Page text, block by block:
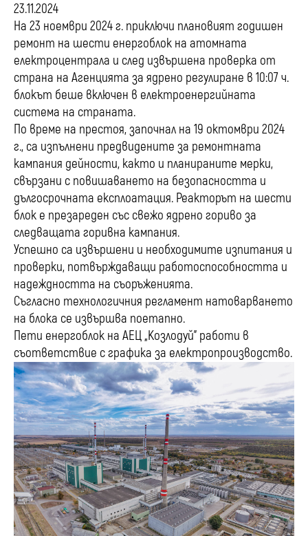
23.11.2024
На 23 ноември 2024 г. приключи плановият годишен
ремонт на шести енергоблок на атомната
електроцентрала и след извършена проверка от
страна на Агенцията за ядрено регулиране в 10:07 ч.
блокът беше включен в електроенергийната
система на страната.
По време на престоя, започнал на 19 октомври 2024
г., са изпълнени предвидените за ремонтната
кампания дейности, както и планираните мерки,
свързани с повишаването на безопасността и
дългосрочната експлоатация. Реакторът на шести
блок е презареден със свежо ядрено гориво за
следващата горивна кампания.
Успешно са извършени и необходимите изпитания и
проверки, потвърждаващи работоспособността и
надеждността на съоръженията.
Съгласно технологичния регламент натоварването
на блока се извършва поетапно.
Пети енергоблок на АЕЦ „Козлодуй” работи в
съответствие с графика за електропроизводство.